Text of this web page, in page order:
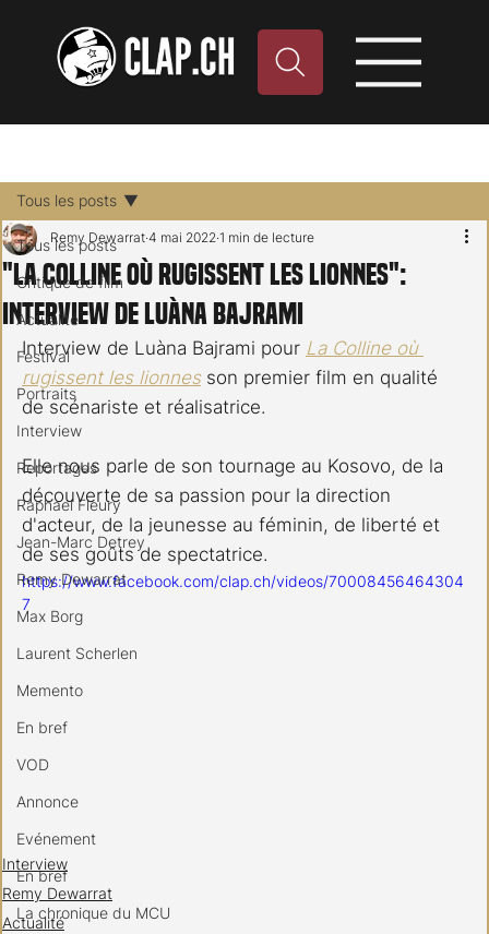
Tous les posts
Critique de film
Actualité
Festival
Portraits
Interview
Reportages
Raphael Fleury
Jean-Marc Detrey
Remy Dewarrat
Max Borg
Laurent Scherlen
Memento
En bref
VOD
Annonce
Evénement
En bref
La chronique du MCU
Tous les posts
"La Colline où rugissent les lionnes":
interview de Luàna Bajrami
Remy Dewarrat 4 mai 2022 1 min de lecture
Interview de Luàna Bajrami pour La Colline où
rugissent les lionnes son premier film en qualité
de scénariste et réalisatrice.
Elle nous parle de son tournage au Kosovo, de la
découverte de sa passion pour la direction
d'acteur, de la jeunesse au féminin, de liberté et
de ses goûts de spectatrice.
https://www.facebook.com/clap.ch/videos/70008456464304
7
Interview
Remy Dewarrat
Actualité